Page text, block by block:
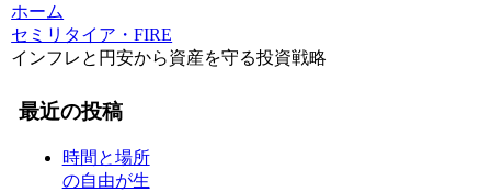
ホーム
セミリタイア・FIRE
インフレと円安から資産を守る投資戦略
最近の投稿
時間と場所
の自由が生